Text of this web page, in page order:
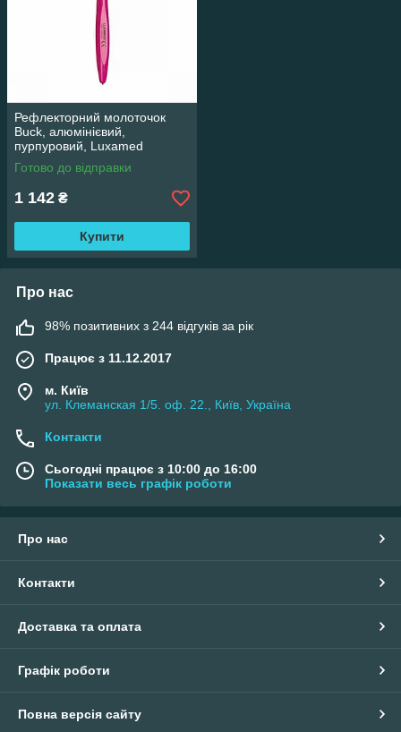
Рефлекторний молоточок
Buck, алюмінієвий,
пурпуровий, Luxamed
Готово до відправки
1 142 ₴
Купити
Про нас
98% позитивних з 244 відгуків за рік
Працює з 11.12.2017
м. Київ
ул. Клеманская 1/5. оф. 22., Київ, Україна
Контакти
Сьогодні працює з 10:00 до 16:00
Показати весь графік роботи
Про нас
Контакти
Доставка та оплата
Графік роботи
Повна версія сайту